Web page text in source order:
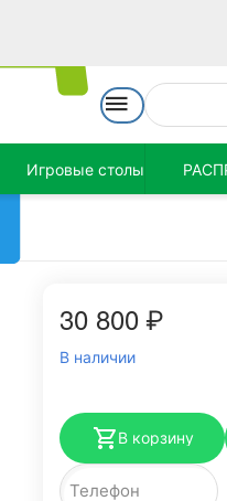
Игровые столы
30 800₽
В наличии
В корзину